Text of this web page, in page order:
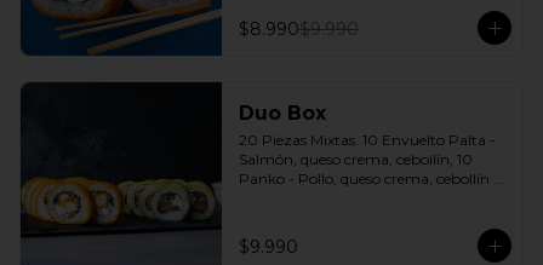
$8.990$9.990
Duo Box
20 Piezas Mixtas. 10 Envuelto Palta -
Salmón, queso crema, cebollín, 10
Panko - Pollo, queso crema, cebollín
$9.990